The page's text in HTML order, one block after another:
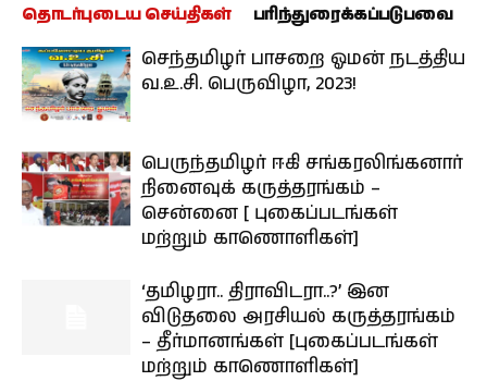
தொடர்புடைய செய்திகள் பரிந்துரைக்கப்படுபவை
செந்தமிழர் பாசறை ஓமன் நடத்திய
வ.உ.சி. பெருவிழா, 2023!
பெருந்தமிழர் ஈகி சங்கரலிங்கனார்
நினைவுக் கருத்தரங்கம் –
சென்னை [ புகைப்படங்கள்
மற்றும் காணொளிகள்]
‘தமிழரா.. திராவிடரா..?’ இன
விடுதலை அரசியல் கருத்தரங்கம்
– தீர்மானங்கள் [புகைப்படங்கள்
மற்றும் காணொளிகள்]